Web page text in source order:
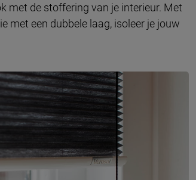
met de stoffering van je interieur. Met
met een dubbele laag, isoleer je jouw